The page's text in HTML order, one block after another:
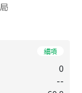
細項
0
--